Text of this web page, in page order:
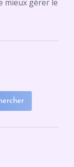
mieux gérer le